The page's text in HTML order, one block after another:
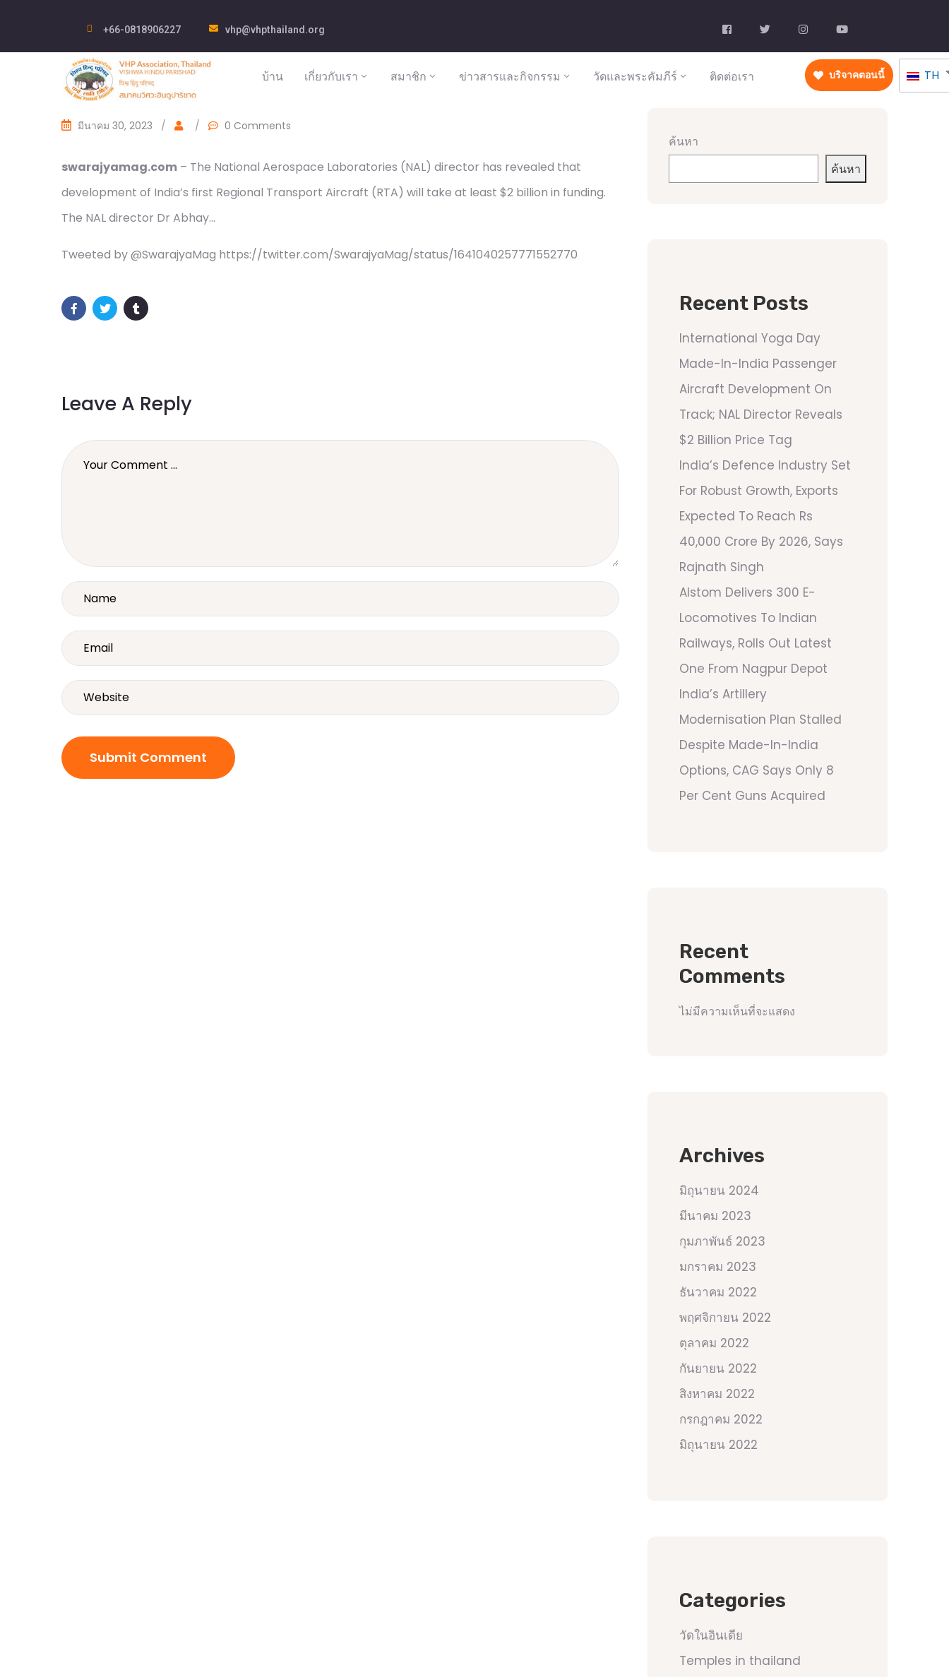
+66-0818906227 vhp@vhpthailand.org
บ้าน เกี่ยวกับเรา สมาชิก ข่าวสารและกิจกรรม วัดและพระคัมภีร์ ติดต่อเรา บริจาคตอนนี้ TH
มีนาคม 30, 2023 / / 0 Comments
swarajyamag.com – The National Aerospace Laboratories (NAL) director has revealed that
development of India’s first Regional Transport Aircraft (RTA) will take at least $2 billion in funding.
The NAL director Dr Abhay…
Tweeted by @SwarajyaMag https://twitter.com/SwarajyaMag/status/1641040257771552770
Leave A Reply
ค้นหา
ค้นหา
Recent Posts
International Yoga Day
Made-In-India Passenger
Aircraft Development On
Track; NAL Director Reveals
$2 Billion Price Tag
India’s Defence Industry Set
For Robust Growth, Exports
Expected To Reach Rs
40,000 Crore By 2026, Says
Rajnath Singh
Alstom Delivers 300 E-
Locomotives To Indian
Railways, Rolls Out Latest
One From Nagpur Depot
India’s Artillery
Modernisation Plan Stalled
Despite Made-In-India
Options, CAG Says Only 8
Per Cent Guns Acquired
Recent
Comments
ไม่มีความเห็นที่จะแสดง
Archives
มิถุนายน 2024
มีนาคม 2023
กุมภาพันธ์ 2023
มกราคม 2023
ธันวาคม 2022
พฤศจิกายน 2022
ตุลาคม 2022
กันยายน 2022
สิงหาคม 2022
กรกฎาคม 2022
มิถุนายน 2022
Categories
วัดในอินเดีย
Temples in thailand